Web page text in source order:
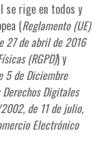
se rige en todos y
(Reglamento (UE)
27 de abril de 2016
(RGPD)) y
5 de Diciembre
Digitales
de 11 de julio,
Electrónico